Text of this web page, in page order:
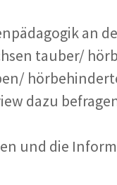
an
tauber/
dazu
und die